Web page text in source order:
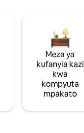
Meza ya
kufanyia kazi
kwa
kompyuta
mpakato